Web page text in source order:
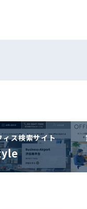
ィス検索サイト